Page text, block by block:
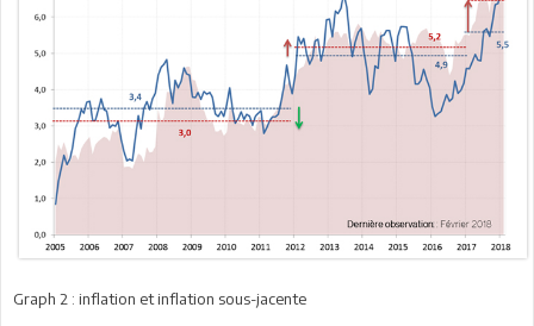
Graph 2 : inflation et inflation sous-jacente